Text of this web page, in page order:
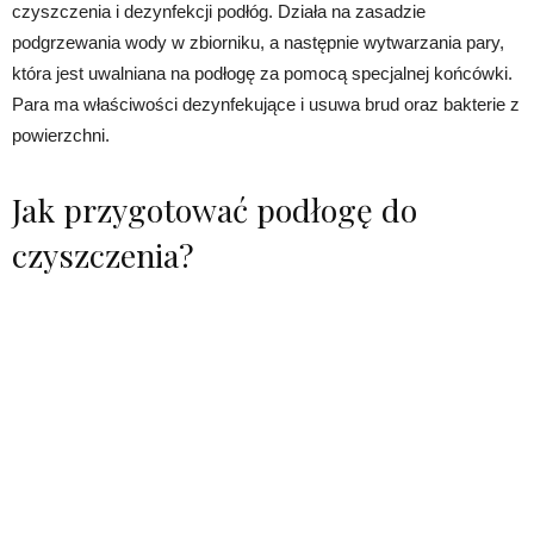
czyszczenia i dezynfekcji podłóg. Działa na zasadzie
podgrzewania wody w zbiorniku, a następnie wytwarzania pary,
która jest uwalniana na podłogę za pomocą specjalnej końcówki.
Para ma właściwości dezynfekujące i usuwa brud oraz bakterie z
powierzchni.
Jak przygotować podłogę do
czyszczenia?